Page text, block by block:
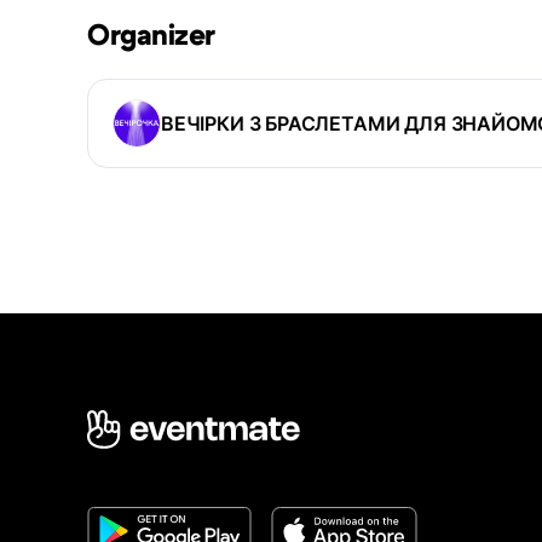
Organizer
ВЕЧІРКИ З БРАСЛЕТАМИ ДЛЯ